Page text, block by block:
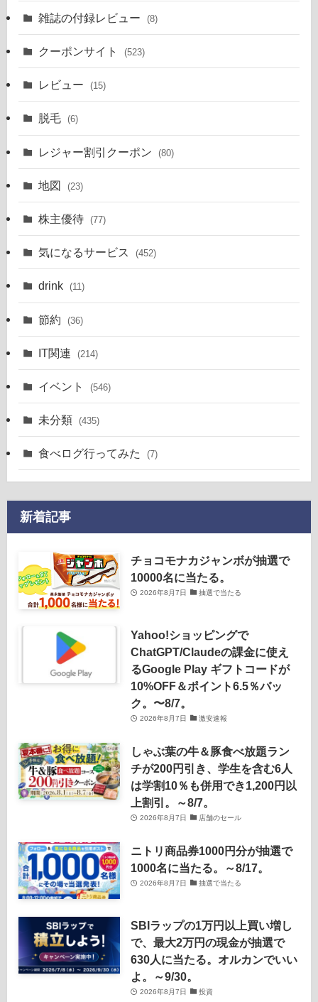
雑誌の付録レビュー (8)
クーポンサイト (523)
レビュー (15)
脱毛 (6)
レジャー割引クーポン (80)
地図 (23)
株主優待 (77)
気になるサービス (452)
drink (11)
節約 (36)
IT関連 (214)
イベント (546)
未分類 (435)
食べログ行ってみた (7)
新着記事
チョコモナカジャンボが抽選で
10000名に当たる。
2026年8月7日 抽選で当たる
Yahoo!ショッピングで
ChatGPT/Claudeの課金に使え
るGoogle Play ギフトコードが
10%OFF＆ポイント6.5％バッ
ク。〜8/7。
2026年8月7日 激安速報
しゃぶ葉の牛＆豚食べ放題ラン
チが200円引き、学生を含む6人
は学割10％も併用でき1,200円以
上割引。～8/7。
2026年8月7日 店舗のセール
ニトリ商品券1000円分が抽選で
1000名に当たる。～8/17。
2026年8月7日 抽選で当たる
SBIラップの1万円以上買い増し
で、最大2万円の現金が抽選で
630人に当たる。オルカンでいい
よ。～9/30。
2026年8月7日 投資